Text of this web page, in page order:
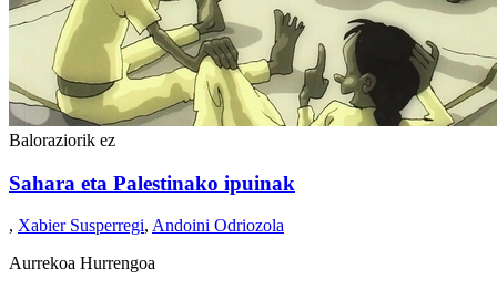
Baloraziorik ez
Sahara eta Palestinako ipuinak
, Xabier Susperregi, Andoini Odriozola
Aurrekoa Hurrengoa